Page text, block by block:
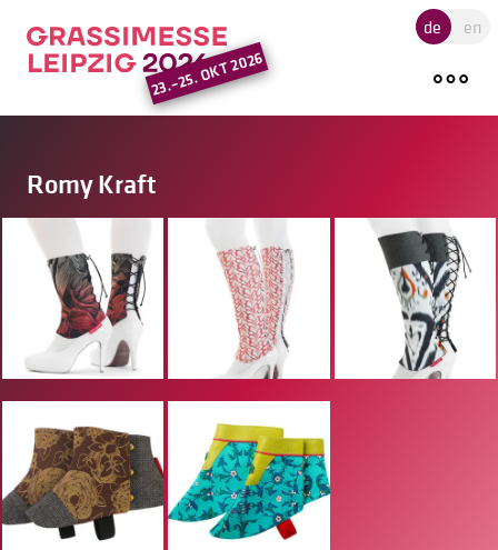
Hauptregion der Seite
23.–25. OKT 2026
de en
Romy Kraft